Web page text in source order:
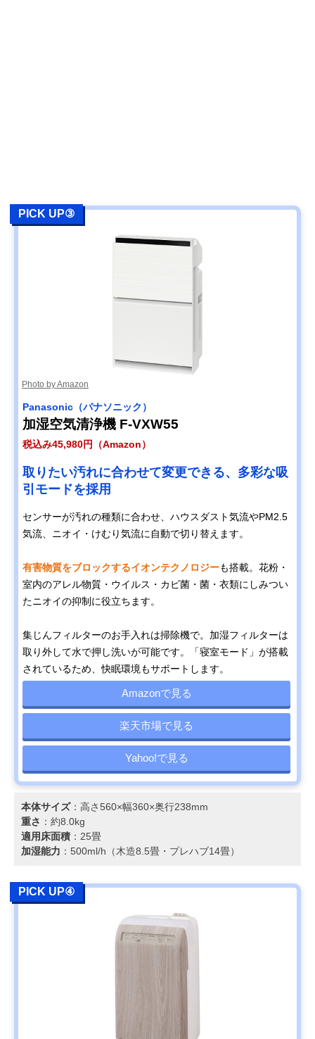
PICK UP③
Photo by Amazon
Panasonic（パナソニック）
加湿空気清浄機 F-VXW55
税込み45,980円（Amazon）
取りたい汚れに合わせて変更できる、多彩な吸
引モードを採用
センサーが汚れの種類に合わせ、ハウスダスト気流やPM2.5
気流、ニオイ・けむり気流に自動で切り替えます。
有害物質をブロックするイオンテクノロジーも搭載。花粉・
室内のアレル物質・ウイルス・カビ菌・菌・衣類にしみつい
たニオイの抑制に役立ちます。
集じんフィルターのお手入れは掃除機で。加湿フィルターは
取り外して水で押し洗いが可能です。「寝室モード」が搭載
されているため、快眠環境もサポートします。
Amazonで見る
楽天市場で見る
Yahoo!で見る
本体サイズ：高さ560×幅360×奥行238mm
重さ ：約8.0kg
適用床面積 ：25畳
加湿能力 ：500ml/h（木造8.5畳・プレハブ14畳）
PICK UP④